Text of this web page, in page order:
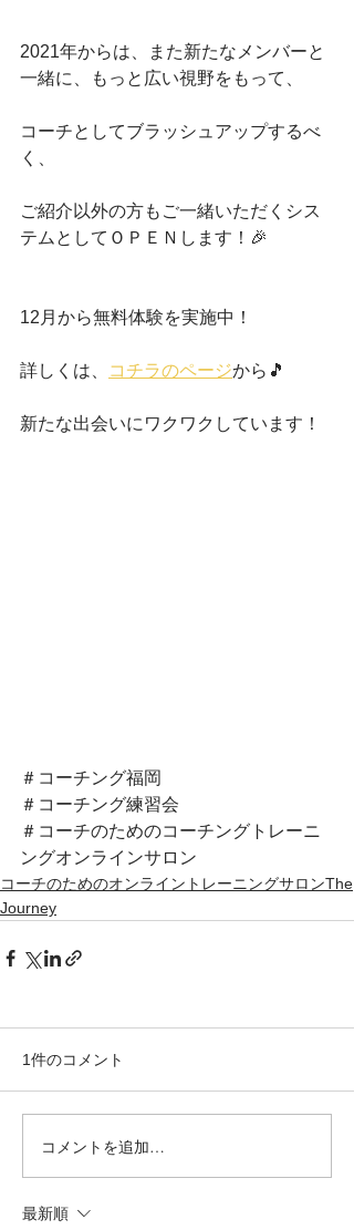
2021年からは、また新たなメンバーと
一緒に、もっと広い視野をもって、
コーチとしてブラッシュアップするべ
く、
ご紹介以外の方もご一緒いただくシス
テムとしてＯＰＥＮします！🎉
12月から無料体験を実施中！
詳しくは、 コチラのページから🎵
新たな出会いにワクワクしています！
＃コーチング福岡
＃コーチング練習会
＃コーチのためのコーチングトレーニ
ングオンラインサロン
コーチのためのオンライントレーニングサロンThe
Journey
1件のコメント
コメントを追加…
最新順